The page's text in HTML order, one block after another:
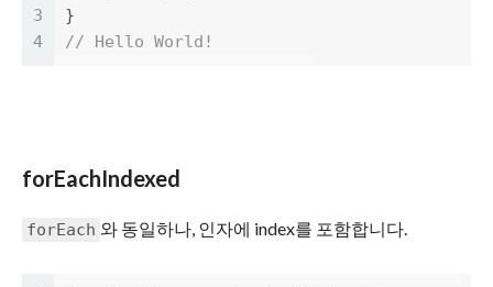
3
4
}
// Hello World!
forEachIndexed
forEach 와 동일하나, 인자에 index를 포함합니다.